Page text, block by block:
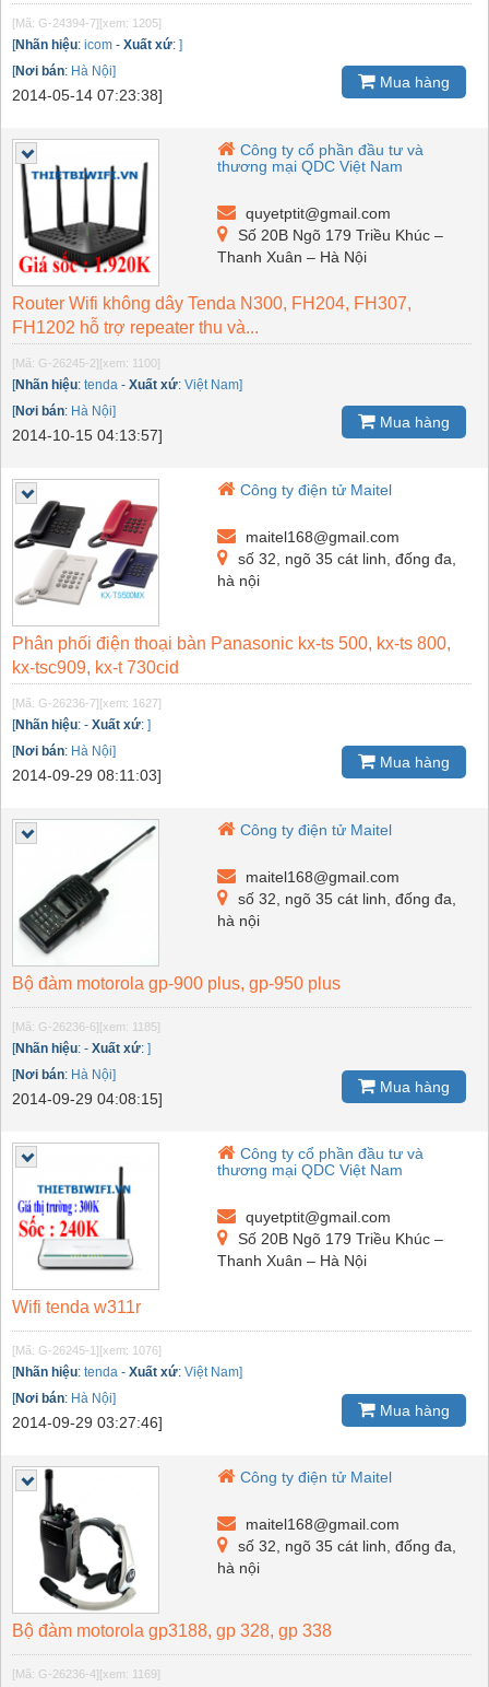
[Mã: G-24394-7] [xem: 1205]
[Nhãn hiệu: icom - Xuất xứ: ]
[Nơi bán: Hà Nội]
2014-05-14 07:23:38]
Mua hàng
Công ty cổ phần đầu tư và
thương mại QDC Việt Nam
quyetptit@gmail.com
Số 20B Ngõ 179 Triều Khúc –
Thanh Xuân – Hà Nội
Router Wifi không dây Tenda N300, FH204, FH307,
FH1202 hỗ trợ repeater thu và...
[Mã: G-26245-2] [xem: 1100]
[Nhãn hiệu: tenda - Xuất xứ: Việt Nam]
[Nơi bán: Hà Nội]
2014-10-15 04:13:57]
Mua hàng
Công ty điện tử Maitel
maitel168@gmail.com
số 32, ngõ 35 cát linh, đống đa,
hà nội
Phân phối điện thoại bàn Panasonic kx-ts 500, kx-ts 800,
kx-tsc909, kx-t 730cid
[Mã: G-26236-7] [xem: 1627]
[Nhãn hiệu: - Xuất xứ: ]
[Nơi bán: Hà Nội]
2014-09-29 08:11:03]
Mua hàng
Công ty điện tử Maitel
maitel168@gmail.com
số 32, ngõ 35 cát linh, đống đa,
hà nội
Bộ đàm motorola gp-900 plus, gp-950 plus
[Mã: G-26236-6] [xem: 1185]
[Nhãn hiệu: - Xuất xứ: ]
[Nơi bán: Hà Nội]
2014-09-29 04:08:15]
Mua hàng
Công ty cổ phần đầu tư và
thương mại QDC Việt Nam
quyetptit@gmail.com
Số 20B Ngõ 179 Triều Khúc –
Thanh Xuân – Hà Nội
Wifi tenda w311r
[Mã: G-26245-1] [xem: 1076]
[Nhãn hiệu: tenda - Xuất xứ: Việt Nam]
[Nơi bán: Hà Nội]
2014-09-29 03:27:46]
Mua hàng
Công ty điện tử Maitel
maitel168@gmail.com
số 32, ngõ 35 cát linh, đống đa,
hà nội
Bộ đàm motorola gp3188, gp 328, gp 338
[Mã: G-26236-4] [xem: 1169]